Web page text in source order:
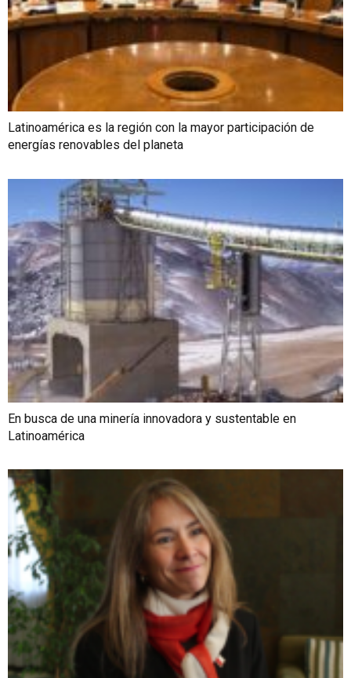
Latinoamérica es la región con la mayor participación de
energías renovables del planeta
En busca de una minería innovadora y sustentable en
Latinoamérica